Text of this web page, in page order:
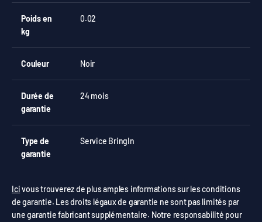
Poids en
kg
0.02
Couleur Noir
Durée de
garantie
24 mois
Type de
garantie
Service BringIn
Icivous trouverez de plus amples informations sur les conditions
de garantie. Les droits légaux de garantie ne sont pas limités par
une garantie fabricant supplémentaire. Notre responsabilité pour